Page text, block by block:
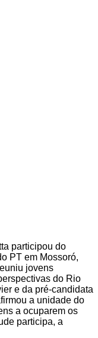
participou do
PT em Mossoró,
jovens
do Rio
e da pré-candidata
a unidade do
a ocuparem os
participa, a